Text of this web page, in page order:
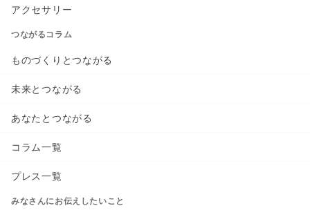
アクセサリー
つながるコラム
ものづくりとつながる
未来とつながる
あなたとつながる
コラム一覧
プレス一覧
みなさんにお伝えしたいこと